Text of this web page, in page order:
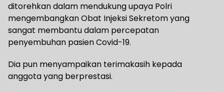
ditorehkan dalam mendukung upaya Polri
mengembangkan Obat Injeksi Sekretom yang
sangat membantu dalam percepatan
penyembuhan pasien Covid-19.
Dia pun menyampaikan terimakasih kepada
anggota yang berprestasi.